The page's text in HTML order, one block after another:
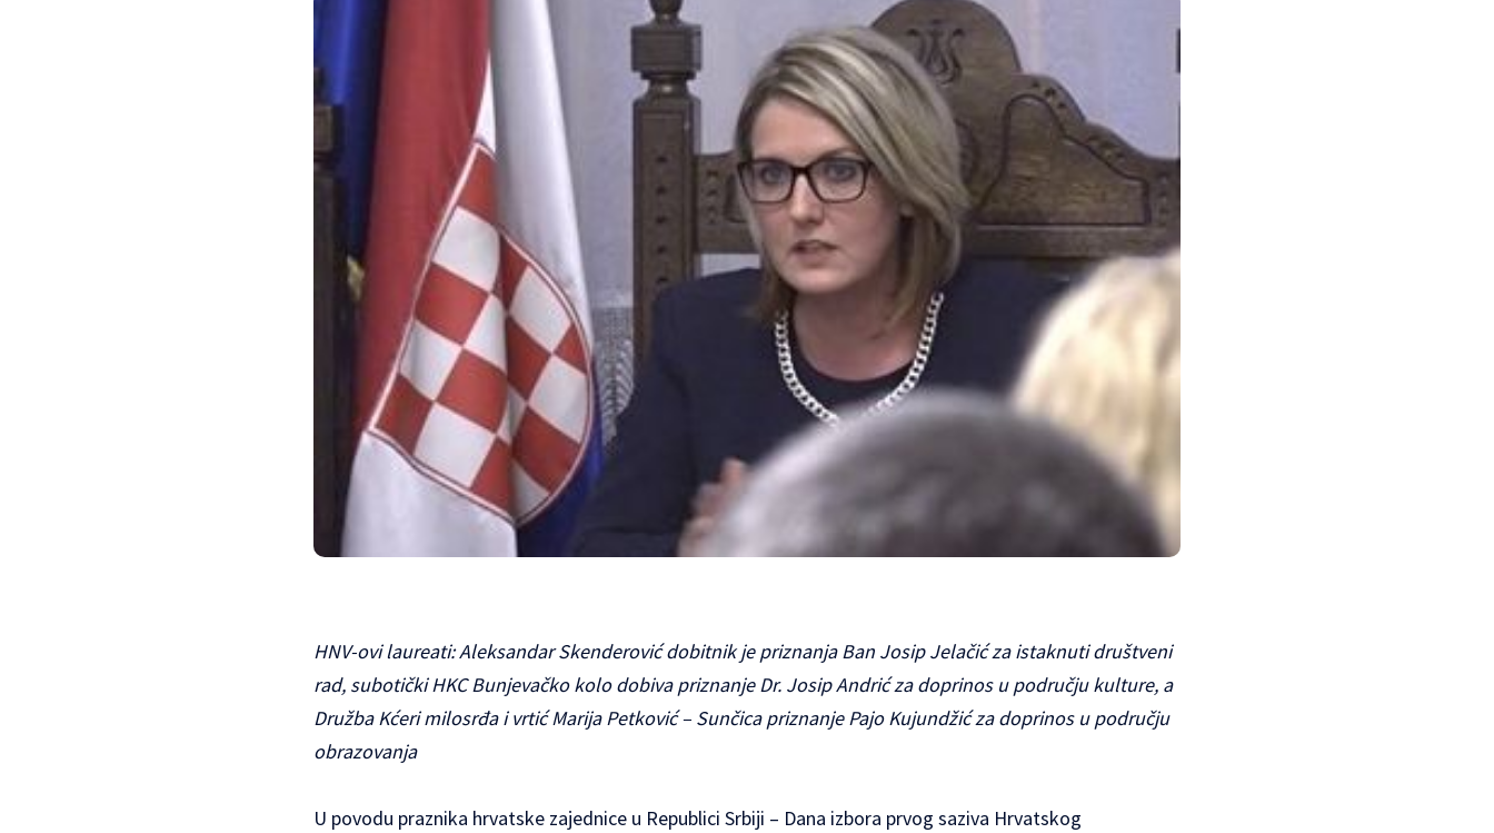
HNV-ovi laureati: Aleksandar Skenderović dobitnik je priznanja Ban Josip Jelačić za istaknuti društveni
rad, subotički HKC Bunjevačko kolo dobiva priznanje Dr. Josip Andrić za doprinos u području kulture, a
Družba Kćeri milosrđa i vrtić Marija Petković – Sunčica priznanje Pajo Kujundžić za doprinos u području
obrazovanja
U povodu praznika hrvatske zajednice u Republici Srbiji – Dana izbora prvog saziva Hrvatskog